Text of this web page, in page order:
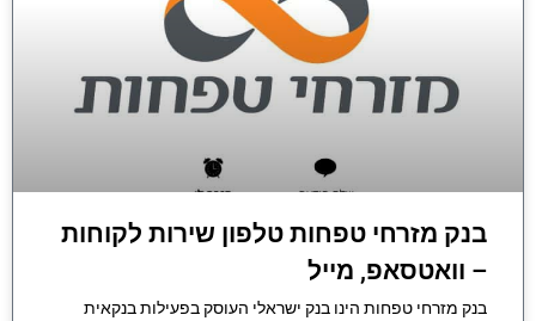
בנק מזרחי טפחות טלפון שירות לקוחות
– וואטסאפ, מייל
בנק מזרחי טפחות הינו בנק ישראלי העוסק בפעילות בנקאית